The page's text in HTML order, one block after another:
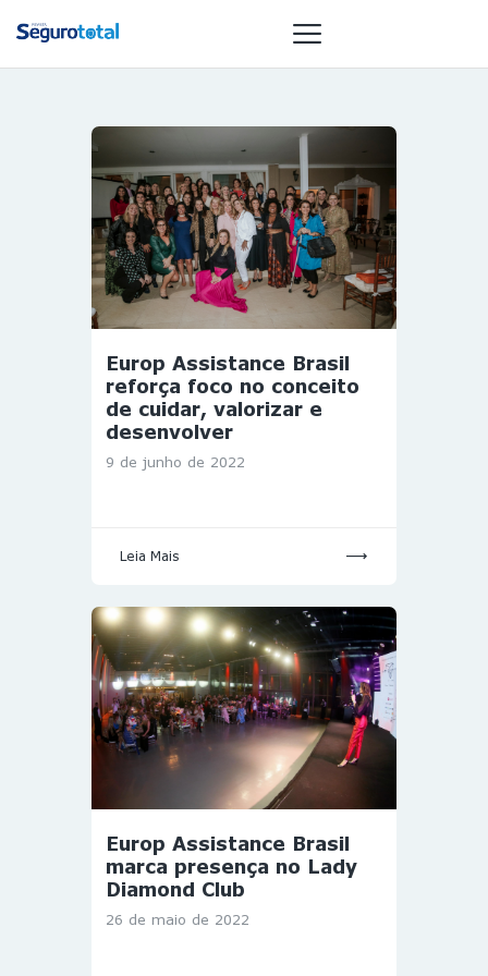
NOTÍCIAS
REVISTA
ESPECIAIS
GAIVOTA DE
OURO
ST SUMMIT
GESTORAS
HOMEST
HOME
Europ Assistance Brasil
reforça foco no conceito
de cuidar, valorizar e
desenvolver
9 de junho de 2022
Leia Mais
Europ Assistance Brasil
marca presença no Lady
Diamond Club
26 de maio de 2022